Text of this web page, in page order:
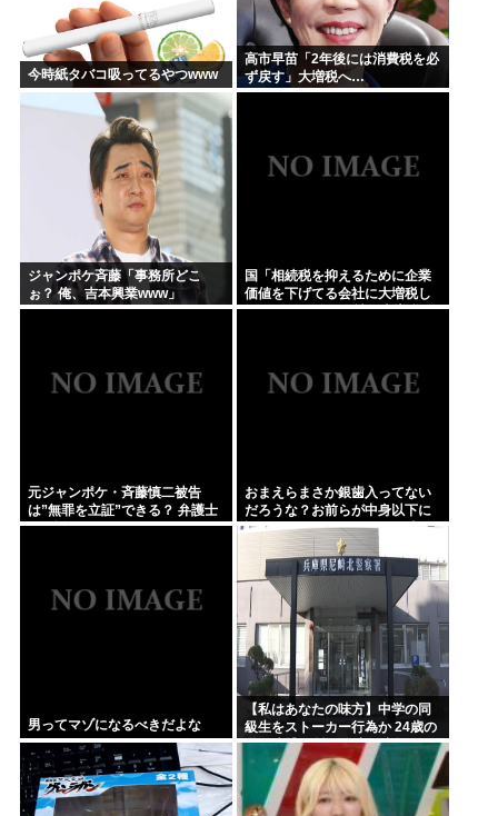
今時紙タバコ吸ってるやつwww
高市早苗「2年後には消費税を必
ず戻す」大増税へ…
ジャンポケ斉藤「事務所どこ
ぉ？ 俺、吉本興業www」
国「相続税を抑えるために企業
価値を下げてる会社に大増税し
ます。低PBRの会社は大増税を
元ジャンポケ・斉藤慎二被告
は”無罪を立証”できる？ 弁護士
が解説
おまえらまさか銀歯入ってない
だろうな？お前らが中身以下に
評価される原因は口開けた時に
見える銀歯
男ってマゾになるべきだよな
【私はあなたの味方】中学の同
級生をストーカー行為か 24歳の
女を逮捕 男性の自宅に唐揚げや
文庫本など繰り返し届ける / 兵庫